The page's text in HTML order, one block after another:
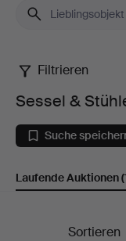
Sessel
Stühle
bei
Filtrieren
Sessel &
Suche
Laufende Auktionen
LaufendeSortieren